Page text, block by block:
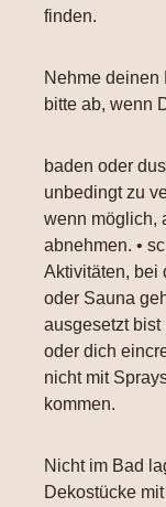
finden.
Nehme deinen
bitte ab, wenn
baden oder
unbedingt zu
wenn möglich,
abnehmen. •
Aktivitäten, bei
oder Sauna
ausgesetzt bist
oder dich
nicht mit
kommen.
Nicht im Bad
Dekostücke